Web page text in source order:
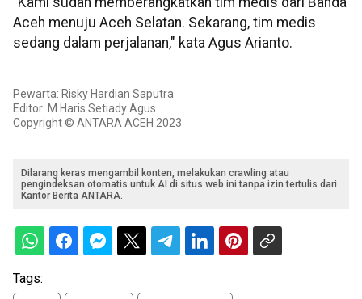
Aceh menuju Aceh Selatan. Sekarang, tim medis
sedang dalam perjalanan," kata Agus Arianto.
Pewarta: Risky Hardian Saputra
Editor: M.Haris Setiady Agus
Copyright © ANTARA ACEH 2023
Dilarang keras mengambil konten, melakukan crawling atau
pengindeksan otomatis untuk AI di situs web ini tanpa izin tertulis dari
Kantor Berita ANTARA.
Tags: